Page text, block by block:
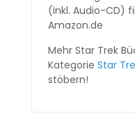
(inkl. Audio-CD)
Amazon.de
Mehr Star Trek
KategorieStar
stöbern!